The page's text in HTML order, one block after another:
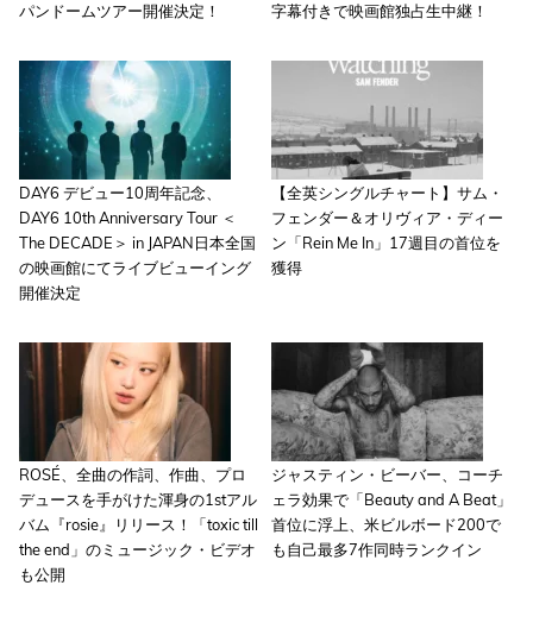
パンドームツアー開催決定！
字幕付きで映画館独占生中継！
DAY6 デビュー10周年記念、
DAY6 10th Anniversary Tour ＜
The DECADE＞ in JAPAN日本全国
の映画館にてライブビューイング
開催決定
【全英シングルチャート】サム・
フェンダー＆オリヴィア・ディー
ン「Rein Me In」17週目の首位を
獲得
ROSÉ、全曲の作詞、作曲、プロ
デュースを手がけた渾身の1stアル
バム『rosie』リリース！「toxic till
the end」のミュージック・ビデオ
も公開
ジャスティン・ビーバー、コーチ
ェラ効果で「Beauty and A Beat」
首位に浮上、米ビルボード200で
も自己最多7作同時ランクイン